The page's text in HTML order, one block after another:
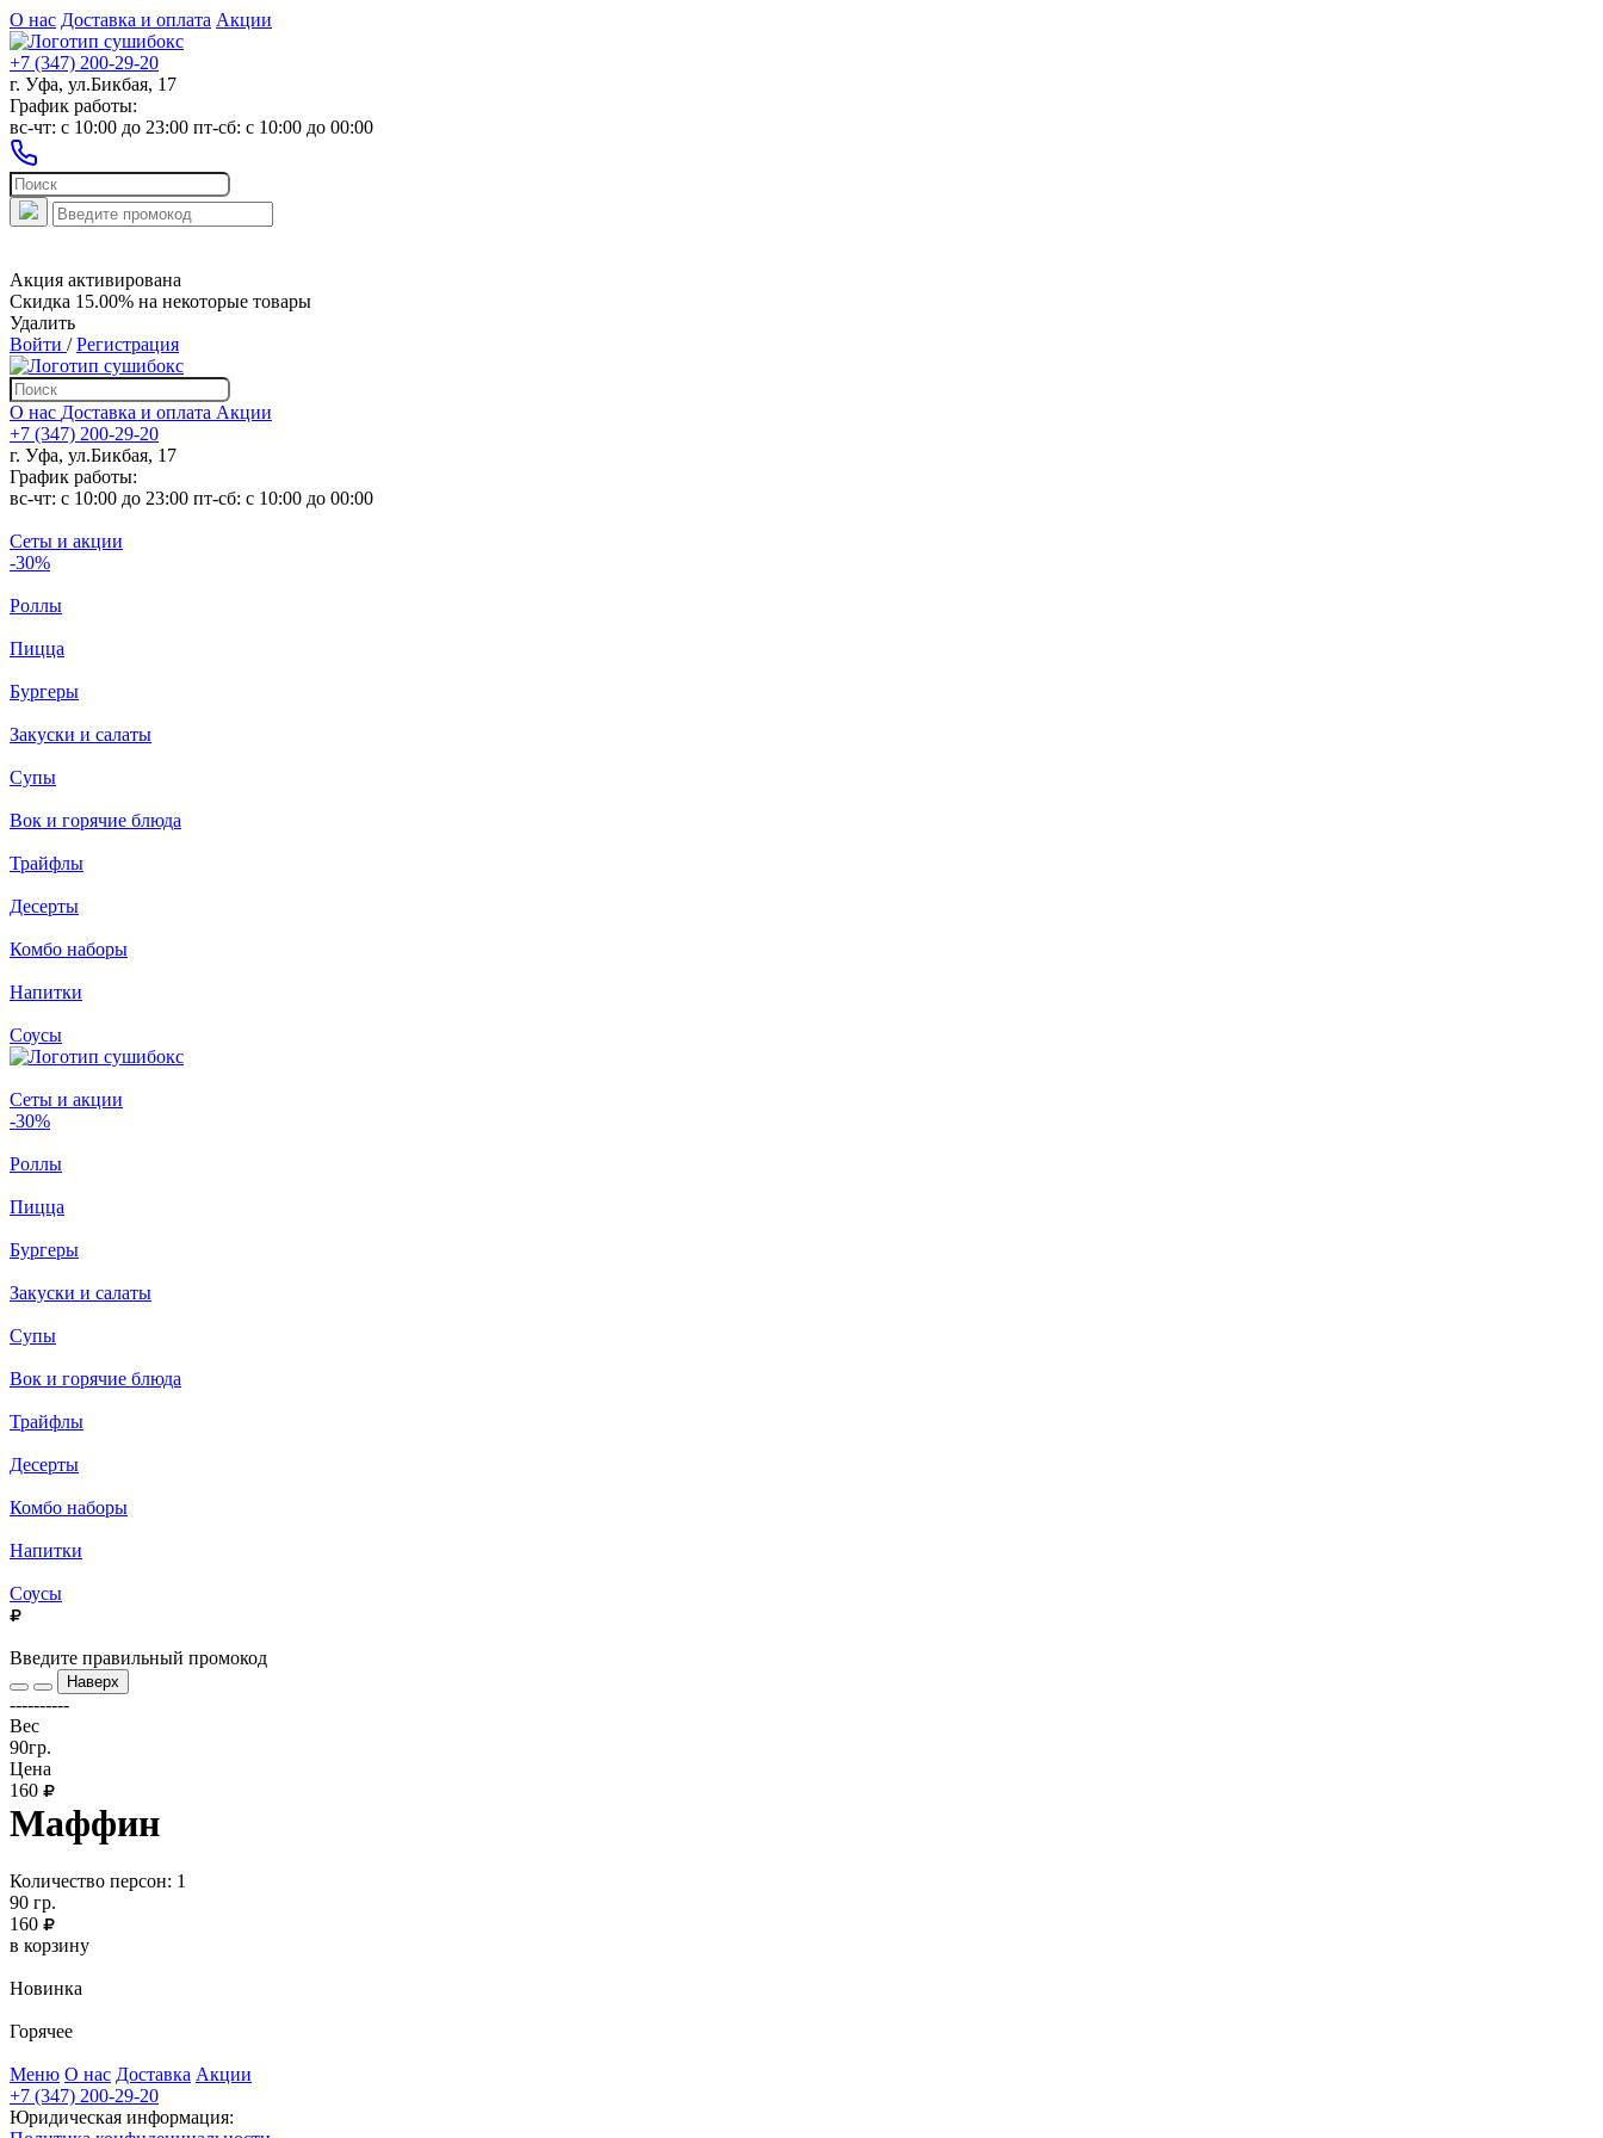
О нас Доставка и оплата Акции
+7 (347) 200-29-20
г. Уфа, ул.Бикбая, 17
График работы:
вс-чт: c 10:00 до 23:00 пт-сб: c 10:00 до 00:00
Акция активирована
Скидка 15.00% на некоторые товары
Удалить
Войти /Регистрация
О нас Доставка и оплата Акции
+7 (347) 200-29-20
г. Уфа, ул.Бикбая, 17
График работы:
вс-чт: c 10:00 до 23:00 пт-сб: c 10:00 до 00:00
Сеты и акции
-30%
Роллы
Пицца
Бургеры
Закуски и салаты
Супы
Вок и горячие блюда
Трайфлы
Десерты
Комбо наборы
Напитки
Соусы
Сеты и акции
-30%
Роллы
Пицца
Бургеры
Закуски и салаты
Супы
Вок и горячие блюда
Трайфлы
Десерты
Комбо наборы
Напитки
Соусы
Введите правильный промокод
Наверх
----------
Вес
90гр.
Цена
160
Маффин
Количество персон: 1
90 гр.
160
в корзину
Новинка
Горячее
Меню О нас Доставка Акции
+7 (347) 200-29-20
Юридическая информация: